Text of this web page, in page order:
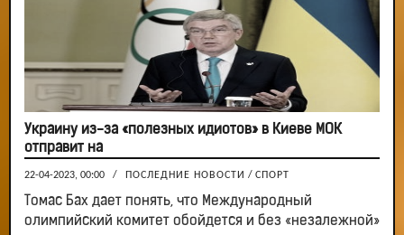
Украину из-за «полезных идиотов» в Киеве МОК
отправит на
22-04-2023, 00:00 / ПОСЛЕДНИЕ НОВОСТИ / СПОРТ
Томас Бах дает понять, что Международный
олимпийский комитет обойдется и без «незалежной»